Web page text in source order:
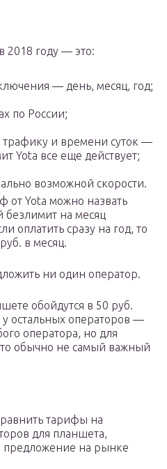
2018 году — это:
— день, месяц, год;
по России;
трафику и времени суток —
Yota все еще действует;
возможной скорости.
от Yota можно назвать
на месяц
оплатить сразу на год, то
в месяц.
ни один оператор.
обойдутся в 50 руб.
остальных операторов —
оператора, но для
обычно не самый важный
тарифы на
для планшета,
предложение на рынке